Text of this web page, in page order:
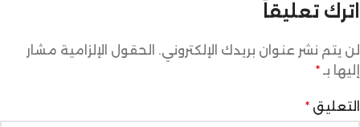
اترك تعليقاً
لن يتم نشر عنوان بريدك الإلكتروني. الحقول الإلزامية مشار
إليها بـ *
التعليق *